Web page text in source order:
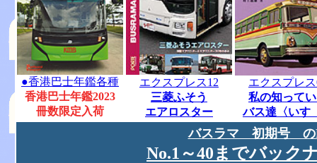
●香港巴士年鑑各種
香港巴士年鑑2023
冊数限定入荷
エクスプレス12
三菱ふそう
エアロスター
エクスプレ
私の知って
バス達〈いす
バスラマ 初期号 の
No.1～40までバック